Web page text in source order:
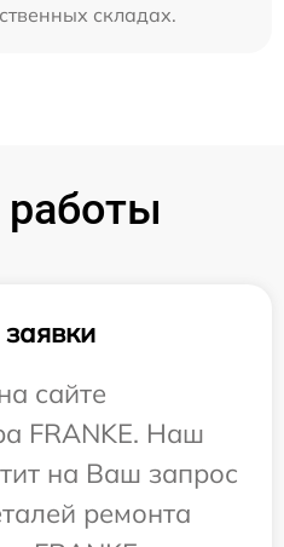
складах.
сайте
FRANKE. Наш
на Ваш запрос
ремонта